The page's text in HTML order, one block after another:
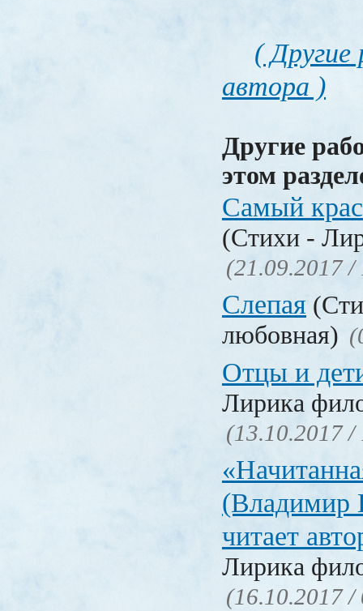
(
автора )
Другие
этом
Самый
(Стихи -
(21.09.2017 /
Слепая
любовная)
Отцы и
Лирика
(13.10.2017 /
(Владимир
читает
Лирика
(16.10.2017 /